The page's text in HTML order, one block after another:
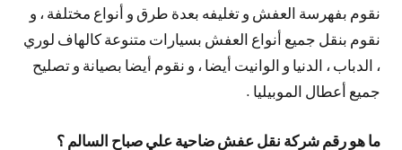
نقوم بفهرسة العفش و تغليفه بعدة طرق و أنواع مختلفة ، و
نقوم بنقل جميع أنواع العفش بسيارات متنوعة كالهاف لوري
، الدباب ، الدنيا و الوانيت أيضا ، و نقوم أيضا بصيانة و تصليح
جميع أعطال الموبيليا .
ما هو رقم شركة نقل عفش ضاحية علي صباح السالم ؟